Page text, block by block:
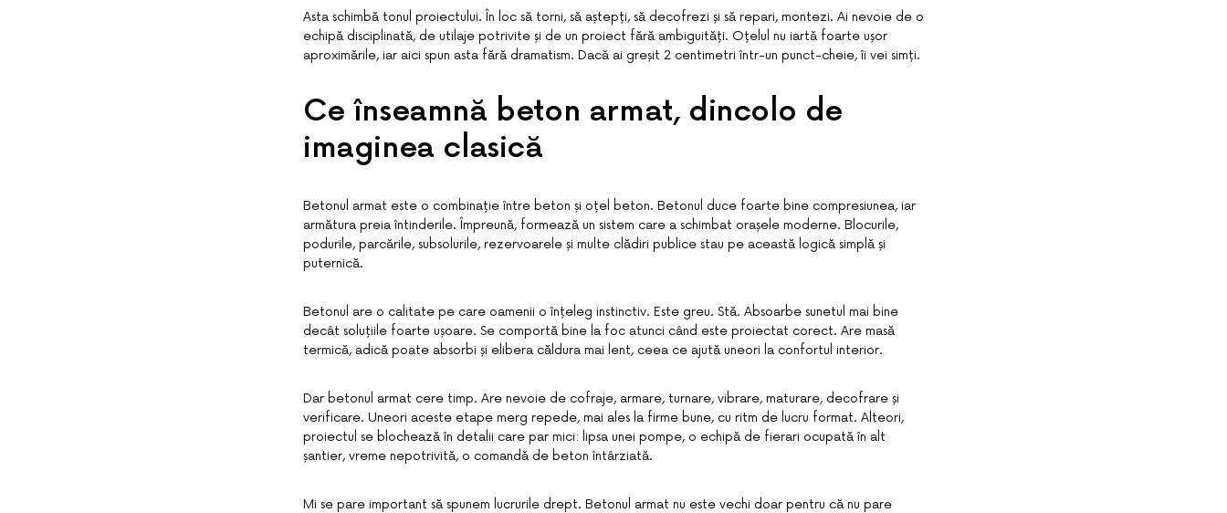
Asta schimbă tonul proiectului. În loc să torni, să aștepți, să decofrezi și să repari, montezi. Ai nevoie de o
echipă disciplinată, de utilaje potrivite și de un proiect fără ambiguități. Oțelul nu iartă foarte ușor
aproximările, iar aici spun asta fără dramatism. Dacă ai greșit 2 centimetri într-un punct-cheie, îi vei simți.
Ce înseamnă beton armat, dincolo de
imaginea clasică
Betonul armat este o combinație între beton și oțel beton. Betonul duce foarte bine compresiunea, iar
armătura preia întinderile. Împreună, formează un sistem care a schimbat orașele moderne. Blocurile,
podurile, parcările, subsolurile, rezervoarele și multe clădiri publice stau pe această logică simplă și
puternică.
Betonul are o calitate pe care oamenii o înțeleg instinctiv. Este greu. Stă. Absoarbe sunetul mai bine
decât soluțiile foarte ușoare. Se comportă bine la foc atunci când este proiectat corect. Are masă
termică, adică poate absorbi și elibera căldura mai lent, ceea ce ajută uneori la confortul interior.
Dar betonul armat cere timp. Are nevoie de cofraje, armare, turnare, vibrare, maturare, decofrare și
verificare. Uneori aceste etape merg repede, mai ales la firme bune, cu ritm de lucru format. Alteori,
proiectul se blochează în detalii care par mici: lipsa unei pompe, o echipă de fierari ocupată în alt
șantier, vreme nepotrivită, o comandă de beton întârziată.
Mi se pare important să spunem lucrurile drept. Betonul armat nu este vechi doar pentru că nu pare